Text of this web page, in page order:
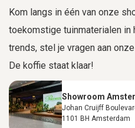
Kom langs in één van onze
toekomstige tuinmaterialen in
trends, stel je vragen aan
De koffie staat klaar!
Showroom
Johan Cruijff
1101 BH Amsterdam